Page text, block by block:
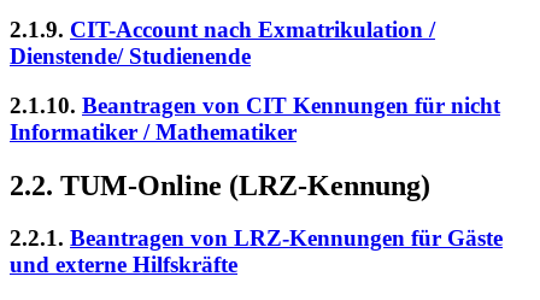
2.1.9. CIT-Account nach Exmatrikulation /
Dienstende/ Studienende
2.1.10. Beantragen von CIT Kennungen für nicht
Informatiker / Mathematiker
2.2. TUM-Online (LRZ-Kennung)
2.2.1. Beantragen von LRZ-Kennungen für Gäste
und externe Hilfskräfte